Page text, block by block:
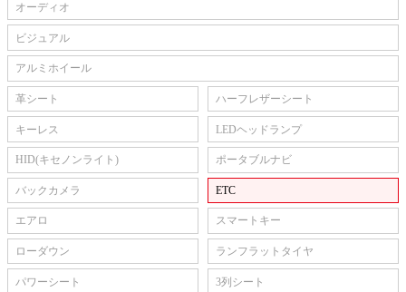
オーディオ
ビジュアル
アルミホイール
革シート ハーフレザーシート
キーレス LEDヘッドランプ
HID(キセノンライト) ポータブルナビ
バックカメラ ETC
エアロ スマートキー
ローダウン ランフラットタイヤ
パワーシート 3列シート